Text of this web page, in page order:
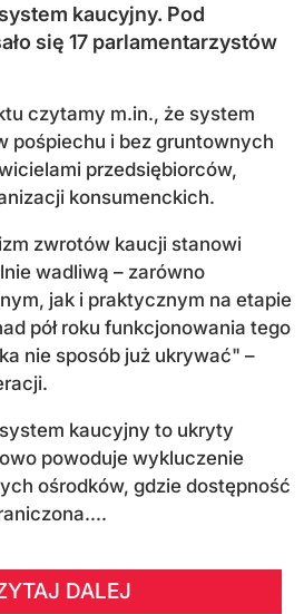
kaucyjny. Pod
się 17 parlamentarzystów
czytamy m.in., że system
pośpiechu i bez gruntownych
przedsiębiorców,
konsumenckich.
zwrotów kaucji stanowi
wadliwą – zarówno
jak i praktycznym na etapie
pół roku funkcjonowania tego
nie sposób już ukrywać" –
kaucyjny to ukryty
powoduje wykluczenie
ośrodków, gdzie dostępność
DALEJ